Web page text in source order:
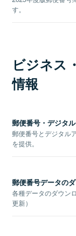
す。
ビジネス
情報
郵便番号・デジタ
郵便番号とデジタル
を提供。
郵便番号データの
各種データのダウン
更新）